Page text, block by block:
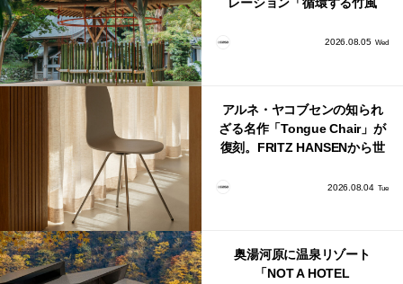
2026.08.05 Wed
アルネ・ヤコブセンの知られ
ざる名作「Tongue Chair」が
復刻。FRITZ HANSENから世
2026.08.04 Tue
奥湯河原に温泉リゾート
「NOT A HOTEL